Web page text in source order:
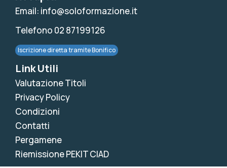
Email: info@soloformazione.it
Telefono 02 87199126
Iscrizione diretta tramite Bonifico
Link Utili
Valutazione Titoli
Privacy Policy
Condizioni
Contatti
Pergamene
Riemissione PEKIT CIAD